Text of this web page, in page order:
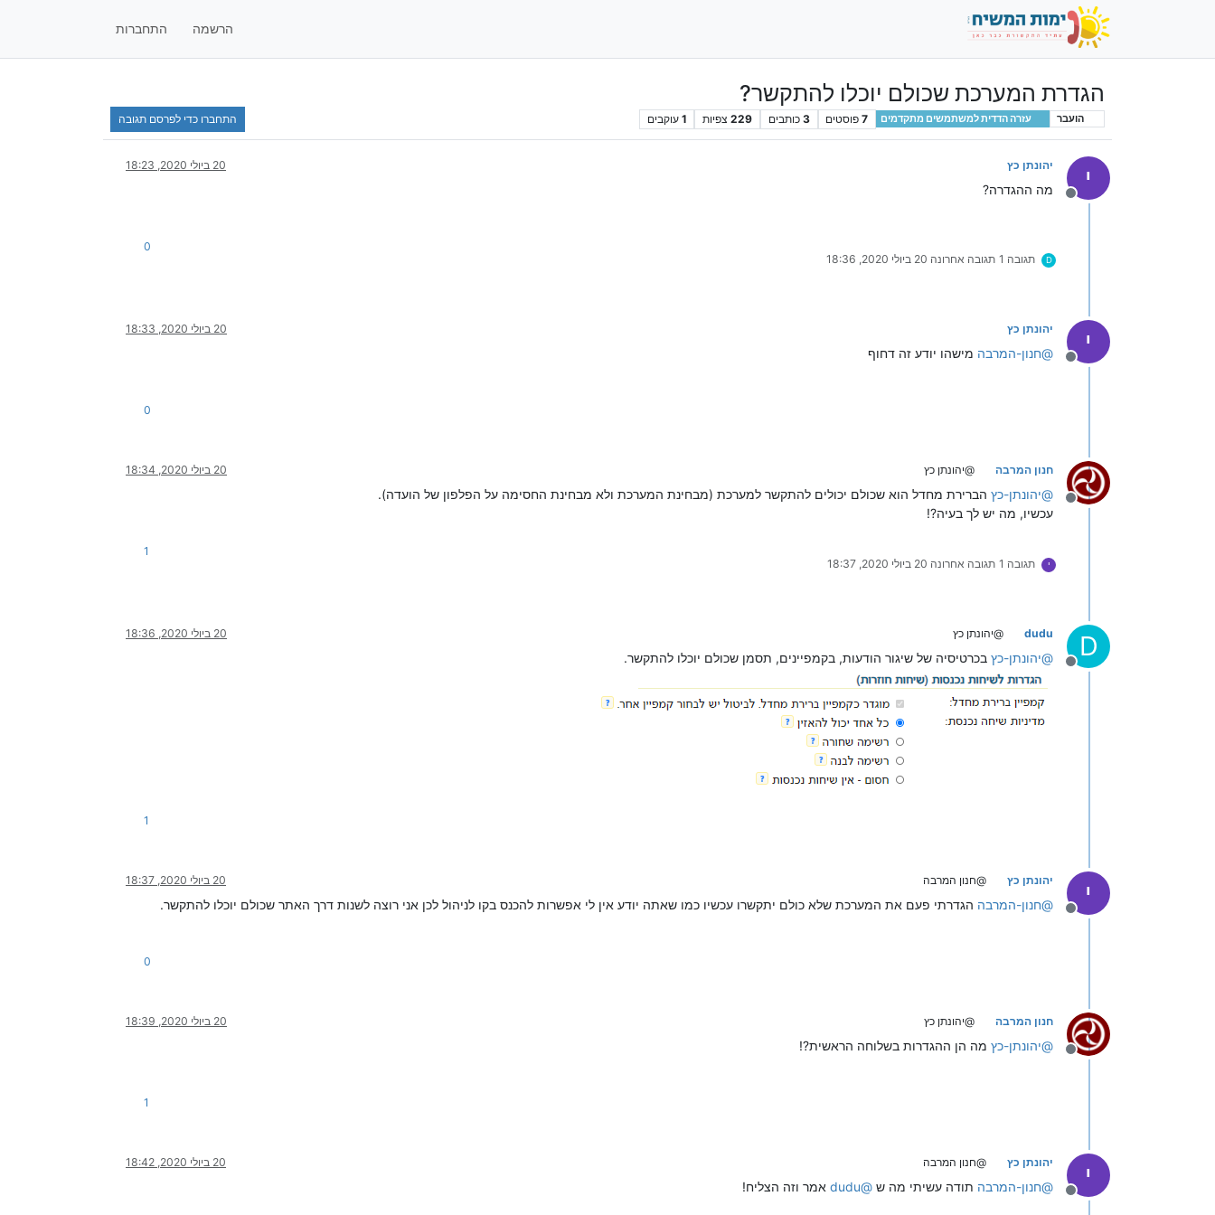
הרשמה התחברות
הגדרת המערכת שכולם יוכלו להתקשר?
הועבר עזרה הדדית למשתמשים מתקדמים 7 פוסטים 3 כותבים 229 צפיות 1 עוקבים התחברו כדי לפרסם תגובה
י
מנותק
יהונתן כץ 20 ביולי 2020, 18:23
מה ההגדרה?
D תגובה 1 תגובה אחרונה 20 ביולי 2020, 18:36
0
י
מנותק
יהונתן כץ 20 ביולי 2020, 18:33
@חנון-המרבה מישהו יודע זה דחוף
0
מנותק
חנון המרבה @יהונתן כץ 20 ביולי 2020, 18:34
@יהונתן-כץ הברירת מחדל הוא שכולם יכולים להתקשר למערכת (מבחינת המערכת ולא מבחינת החסימה על הפלפון של הועדה).
עכשיו, מה יש לך בעיה?!
י תגובה 1 תגובה אחרונה 20 ביולי 2020, 18:37
1
D
מנותק
dudu @יהונתן כץ 20 ביולי 2020, 18:36
@יהונתן-כץ בכרטיסיה של שיגור הודעות, בקמפיינים, תסמן שכולם יוכלו להתקשר.
1
י
מנותק
יהונתן כץ @חנון המרבה 20 ביולי 2020, 18:37
@חנון-המרבה הגדרתי פעם את המערכת שלא כולם יתקשרו עכשיו כמו שאתה יודע אין לי אפשרות להכנס בקו לניהול לכן אני רוצה לשנות דרך האתר שכולם יוכלו להתקשר.
0
מנותק
חנון המרבה @יהונתן כץ 20 ביולי 2020, 18:39
@יהונתן-כץ מה הן ההגדרות בשלוחה הראשית?!
1
י
מנותק
יהונתן כץ @חנון המרבה 20 ביולי 2020, 18:42
@חנון-המרבה תודה עשיתי מה ש @
dudu אמר וזה הצליח!